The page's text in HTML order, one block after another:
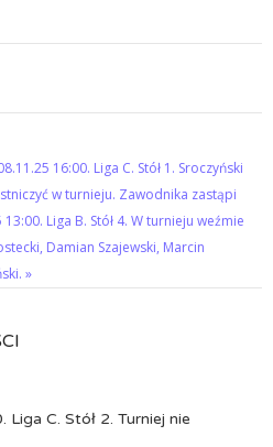
16:00. Liga C. Stół 1. Sroczyński
w turnieju. Zawodnika zastąpi
13:00. Liga B. Stół 4. W turnieju weźmie
Damian Szajewski, Marcin
»
C. Stół 2. Turniej nie